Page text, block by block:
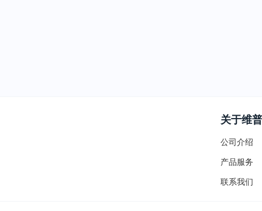
关于维普
公司介绍
产品服务
联系我们